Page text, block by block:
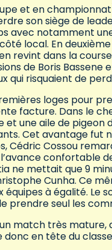
et en
son siège de
avec notamment
local. En
revint dans la
de Boris Bassene
qui risquaient de
loges pour
facture. Dans le
une aile de pigeon
Cet avantage
Cédric Cossou
confortable
ne mettait que 9
Cunha. Ce
à égalité. Le
prendre seul les
match très mature,
donc en tête du